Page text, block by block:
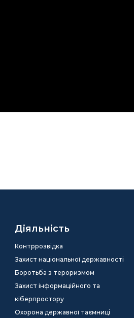
Діяльність
Контррозвідка
Захист національної державності
Боротьба з тероризмом
Захист інформаційного та
кіберпростору
Охорона державної таємниці